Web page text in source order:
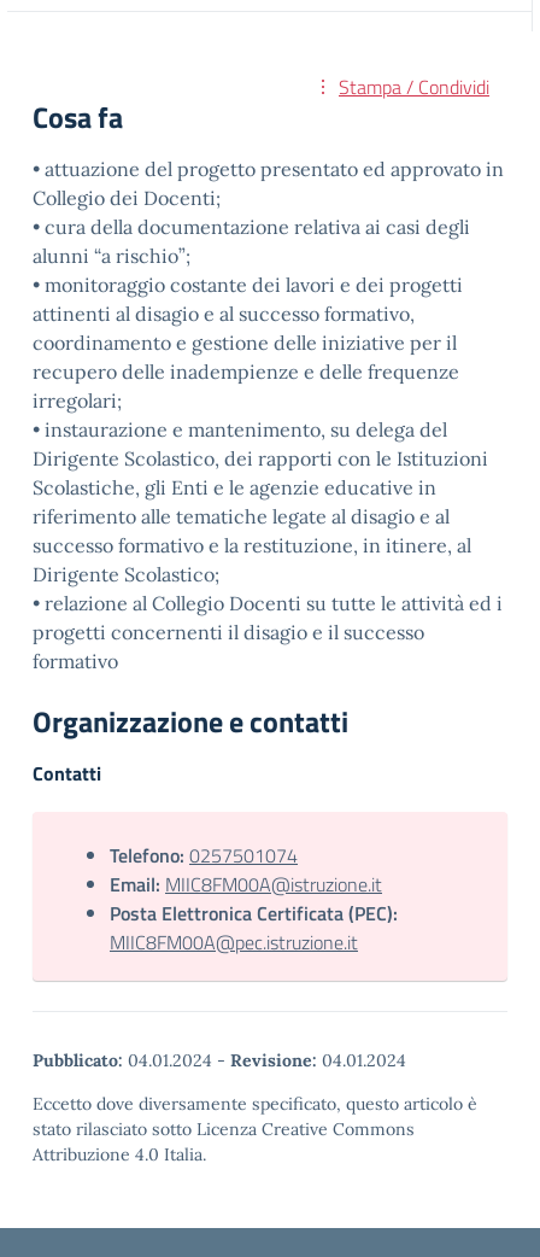
Stampa / Condividi
Cosa fa
• attuazione del progetto presentato ed approvato in
Collegio dei Docenti;
• cura della documentazione relativa ai casi degli
alunni “a rischio”;
• monitoraggio costante dei lavori e dei progetti
attinenti al disagio e al successo formativo,
coordinamento e gestione delle iniziative per il
recupero delle inadempienze e delle frequenze
irregolari;
• instaurazione e mantenimento, su delega del
Dirigente Scolastico, dei rapporti con le Istituzioni
Scolastiche, gli Enti e le agenzie educative in
riferimento alle tematiche legate al disagio e al
successo formativo e la restituzione, in itinere, al
Dirigente Scolastico;
• relazione al Collegio Docenti su tutte le attività ed i
progetti concernenti il disagio e il successo
formativo
Organizzazione e contatti
Contatti
Telefono: 0257501074
Email: MIIC8FM00A@istruzione.it
Posta Elettronica Certificata (PEC):
MIIC8FM00A@pec.istruzione.it
Pubblicato: 04.01.2024 - Revisione: 04.01.2024
Eccetto dove diversamente specificato, questo articolo è
stato rilasciato sotto Licenza Creative Commons
Attribuzione 4.0 Italia.